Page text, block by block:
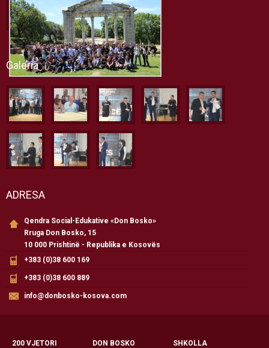
Galeria
ADRESA
Qendra Social-Edukative «Don Bosko»
Rruga Don Bosko, 15
10 000 Prishtinë - Republika e Kosovës
+383 (0)38 600 169
+383 (0)38 600 889
info@donbosko-kosova.com
200 VJETORI DON BOSKO SHKOLLA